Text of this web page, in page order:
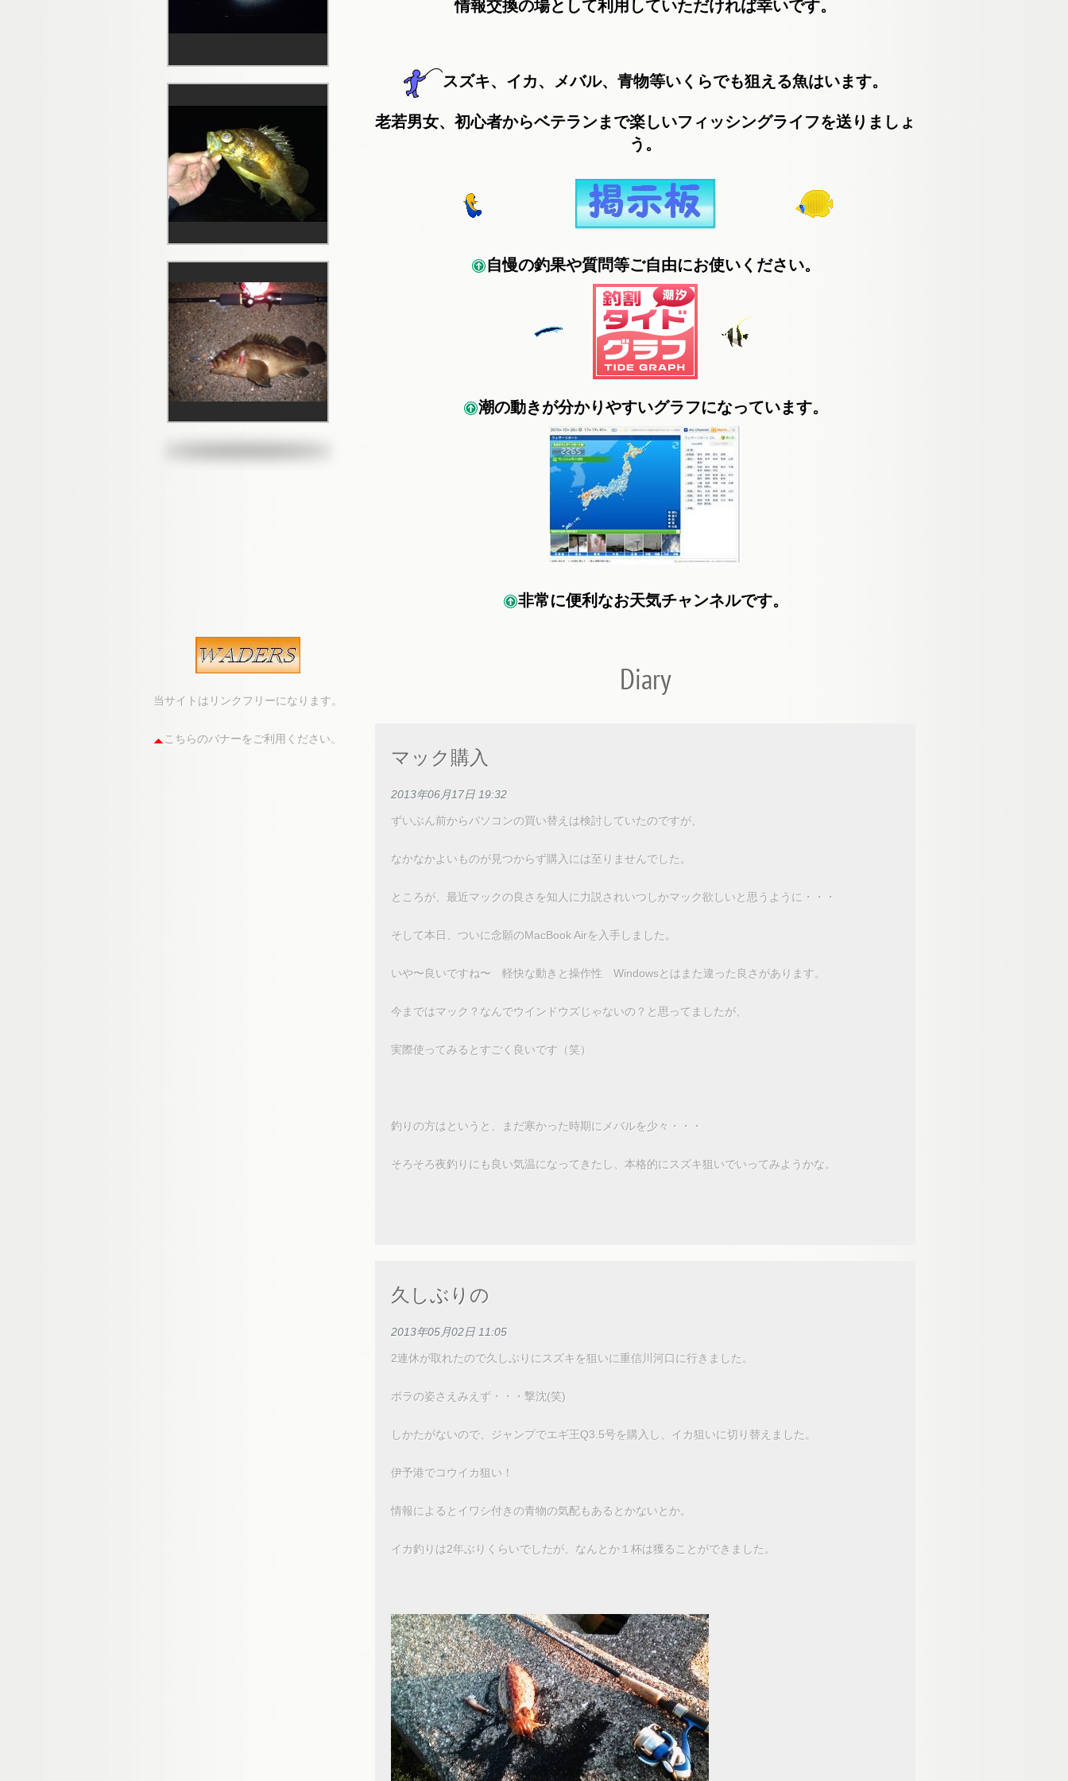
情報交換の場として利用していただければ幸いです。
スズキ、イカ、メバル、青物等いくらでも狙える魚はいます。
老若男女、初心者からベテランまで楽しいフィッシングライフを送りましょ
う。
自慢の釣果や質問等ご自由にお使いください。
潮の動きが分かりやすいグラフになっています。
非常に便利なお天気チャンネルです。
Diary
マック購入
2013年06月17日 19:32
ずいぶん前からパソコンの買い替えは検討していたのですが、
なかなかよいものが見つからず購入には至りませんでした。
ところが、最近マックの良さを知人に力説されいつしかマック欲しいと思うように・・・
そして本日、ついに念願のMacBook Airを入手しました。
いや〜良いですね〜 軽快な動きと操作性 Windowsとはまた違った良さがあります。
今まではマック？なんでウインドウズじゃないの？と思ってましたが、
実際使ってみるとすごく良いです（笑）
釣りの方はというと、まだ寒かった時期にメバルを少々・・・
そろそろ夜釣りにも良い気温になってきたし、本格的にスズキ狙いでいってみようかな。
久しぶりの
2013年05月02日 11:05
2連休が取れたので久しぶりにスズキを狙いに重信川河口に行きました。
ボラの姿さえみえず・・・撃沈(笑)
しかたがないので、ジャンプでエギ王Q3.5号を購入し、イカ狙いに切り替えました。
伊予港でコウイカ狙い！
情報によるとイワシ付きの青物の気配もあるとかないとか。
イカ釣りは2年ぶりくらいでしたが、なんとか１杯は獲ることができました。
当サイトはリンクフリーになります。
こちらのバナーをご利用ください。